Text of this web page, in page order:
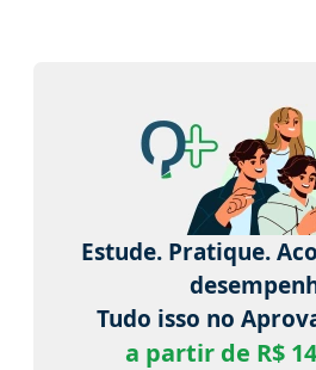
Estude. Pratique.
Tudo isso no
a partir de R$